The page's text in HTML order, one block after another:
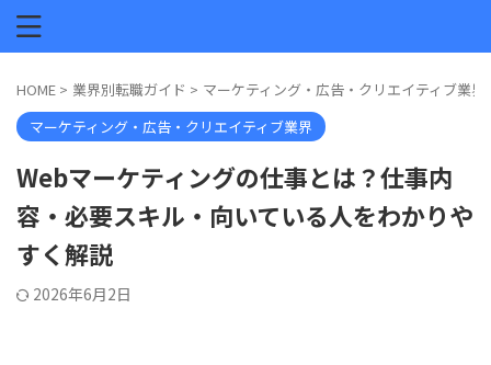
HOME > 業界別転職ガイド > マーケティング・広告・クリエイティブ業界
マーケティング・広告・クリエイティブ業界
Webマーケティングの仕事とは？仕事内
容・必要スキル・向いている人をわかりや
すく解説
2026年6月2日